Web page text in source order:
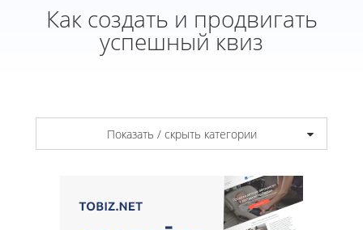
Как создать и продвигать
успешный квиз
Показать / скрыть категории